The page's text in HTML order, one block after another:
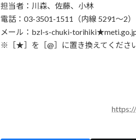
担当者：川森、佐藤、小林
電話：03-3501-1511（内線 5291～2）
メール：bzl-s-chuki-
※［★］を［@］に置き換えてください